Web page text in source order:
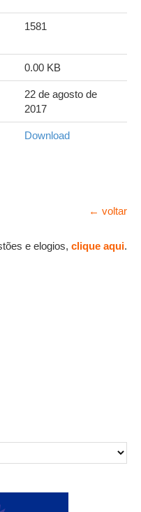
1581
0.00 KB
22 de agosto de
2017
Download
← voltar
e elogios, clique aqui.